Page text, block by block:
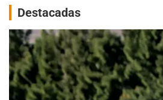
Destacadas